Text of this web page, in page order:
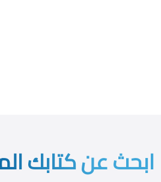
ابحث عن كتابك